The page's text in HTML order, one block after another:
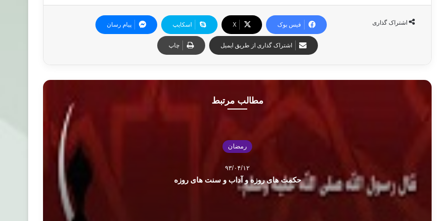
اشتراک گذاری فیس بوک X اسکایپ پیام رسان
اشتراک گذاری از طریق ایمیل چاپ
مطالب مرتبط
رمضان
۹۳/۰۴/۱۲
حکمت های روزه و آداب و سنت های روزه